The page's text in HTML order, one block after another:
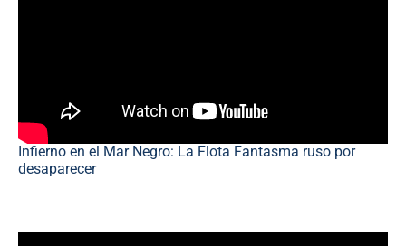
Infierno en el Mar Negro: La Flota Fantasma ruso por
desaparecer